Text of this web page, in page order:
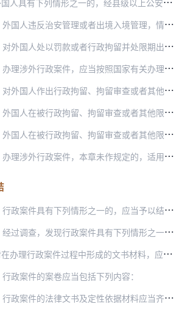
具有下列情形之一的，经县级以上公安机关或者出入境边防检查机关决定，可以限期出境：
外国人违反治安管理或者出境入境管理，情节严重，尚不构成犯罪的，承办的公安机关可以层报公安部处以驱逐出境。公安部作出的驱逐出境决定为最终决定，由承办机关宣布并执行…
对外国人处以罚款或者行政拘留并处限期出境或者驱逐出境的，应当于罚款或者行政拘留执行完毕后执行限期出境或者驱逐出境。
办理涉外行政案件，应当按照国家有关办理涉外案件的规定，严格执行请示报告、内部通报、对外通知等各项制度。
对外国人作出行政拘留、拘留审查或者其他限制人身自由以及限制活动范围的决定后，决定机关应当在四十八小时内将外国人的姓名、性别、入境时间、护照或者其他身份证件号码，…
外国人在被行政拘留、拘留审查或者其他限制人身自由以及限制活动范围期间死亡的，有关省级公安机关应当通知该外国人所属国家驻华使馆、领馆，同时报告公安部并通报同级人民…
外国人在被行政拘留、拘留审查或者其他限制人身自由以及限制活动范围期间，其所属国家驻华外交、领事官员要求探视的，决定机关应当及时安排。该外国人拒绝其所属国家驻华外…
办理涉外行政案件，本章未作规定的，适用其他各章的有关规定。
行政案件具有下列情形之一的，应当予以结案：
经过调查，发现行政案件具有下列情形之一的，经公安派出所、县级公安机关办案部门或者出入境边防检查机关以上负责人批准，终止调查：
行政案件过程中形成的文书材料，应当按照一案一卷原则建立案卷，并按照有关规定在结案或者终止案件调查后将案卷移交档案部门保管或者自行保管。
行政案件的案卷应当包括下列内容：
行政案件的法律文书及定性依据材料应当齐全完整，不得损毁、伪造。